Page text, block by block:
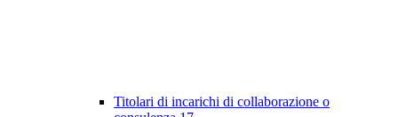
Titolari di incarichi di collaborazione o